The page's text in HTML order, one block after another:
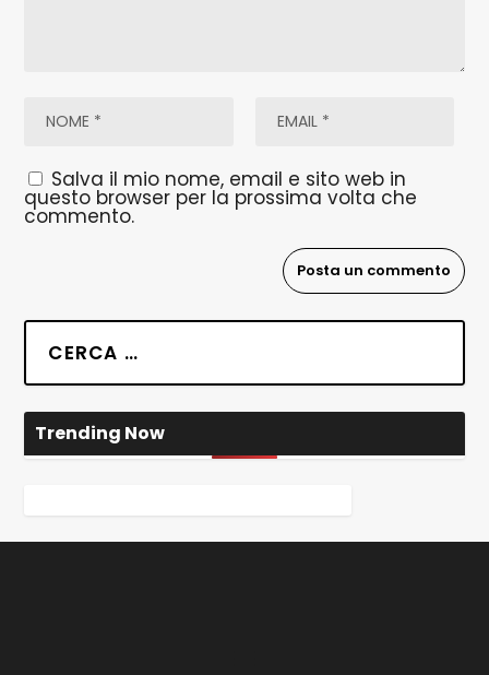
Salva il mio nome, email e sito web in
questo browser per la prossima volta che
commento.
Trending Now